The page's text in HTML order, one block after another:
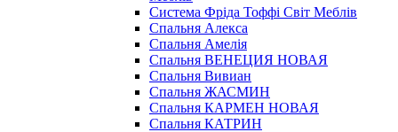
Система Фріда Тоффі Світ Меблів
Спальня Алекса
Спальня Амелія
Спальня ВЕНЕЦИЯ НОВАЯ
Спальня Вивиан
Спальня ЖАСМИН
Спальня КАРМЕН НОВАЯ
Спальня КАТРИН